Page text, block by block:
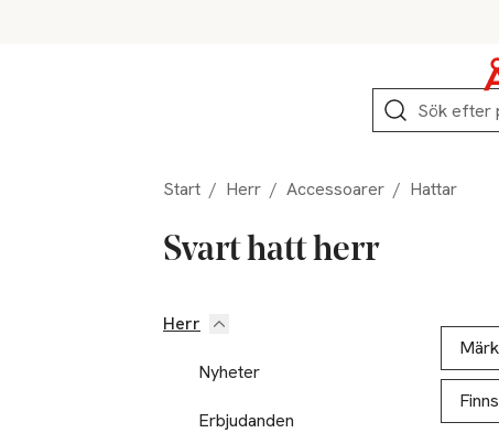
Sök
Start / Herr / Accessoarer / Hattar
Svart hatt herr
Hoppa till produktsidan
Herr
Nyheter
Erbjudanden
Hoppa
Lista